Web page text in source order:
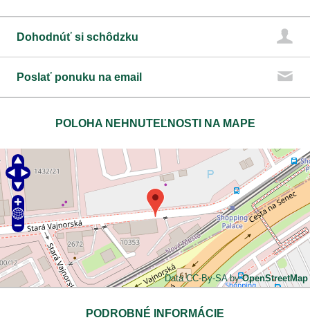
Dohodnúť si schôdzku
Poslať ponuku na email
POLOHA NEHNUTEĽNOSTI NA MAPE
Data CC-By-SA byOpenStreetMap
PODROBNÉ INFORMÁCIE